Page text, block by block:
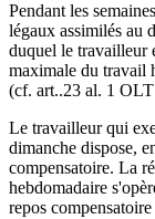
Pendant les
légaux assimilés au
duquel le travailleur
maximale du travail
(cf. art..23 al. 1
Le travailleur qui
dimanche dispose,
compensatoire. La
hebdomadaire
repos